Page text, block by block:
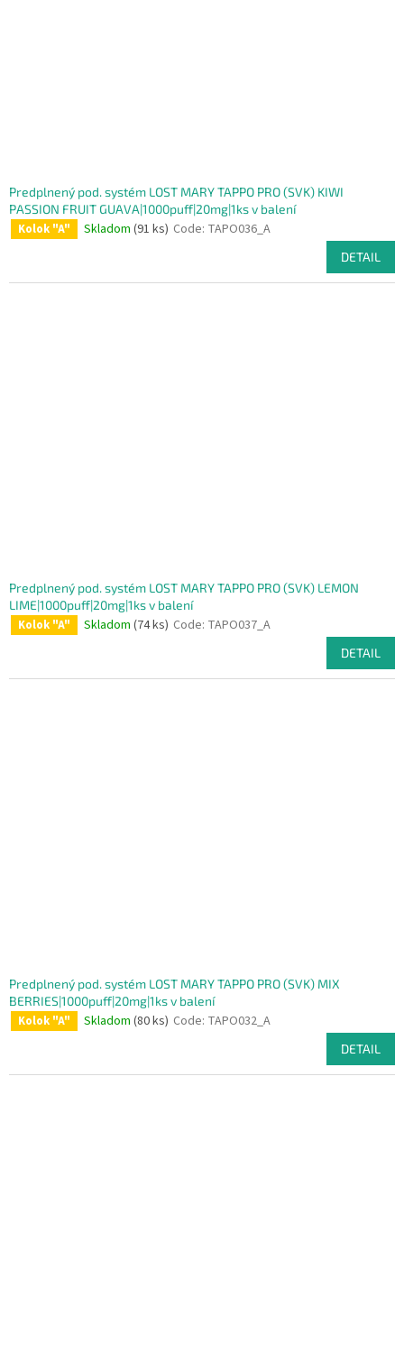
Predplnený pod. systém LOST MARY TAPPO PRO (SVK) KIWI
PASSION FRUIT GUAVA|1000puff|20mg|1ks v balení
Kolok "A" Skladom (91 ks) Code: TAPO036_A
DETAIL
Predplnený pod. systém LOST MARY TAPPO PRO (SVK) LEMON
LIME|1000puff|20mg|1ks v balení
Kolok "A" Skladom (74 ks) Code: TAPO037_A
DETAIL
Predplnený pod. systém LOST MARY TAPPO PRO (SVK) MIX
BERRIES|1000puff|20mg|1ks v balení
Kolok "A" Skladom (80 ks) Code: TAPO032_A
DETAIL